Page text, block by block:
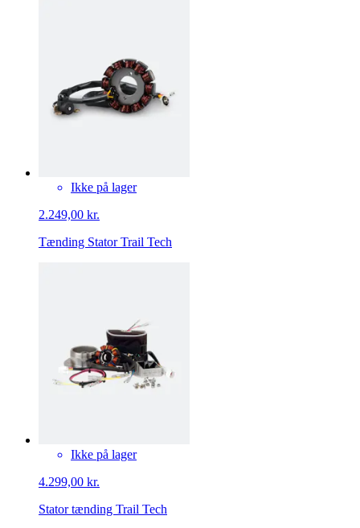
Ikke på lager
2.249,00 kr.
Tænding Stator Trail Tech
Ikke på lager
4.299,00 kr.
Stator tænding Trail Tech